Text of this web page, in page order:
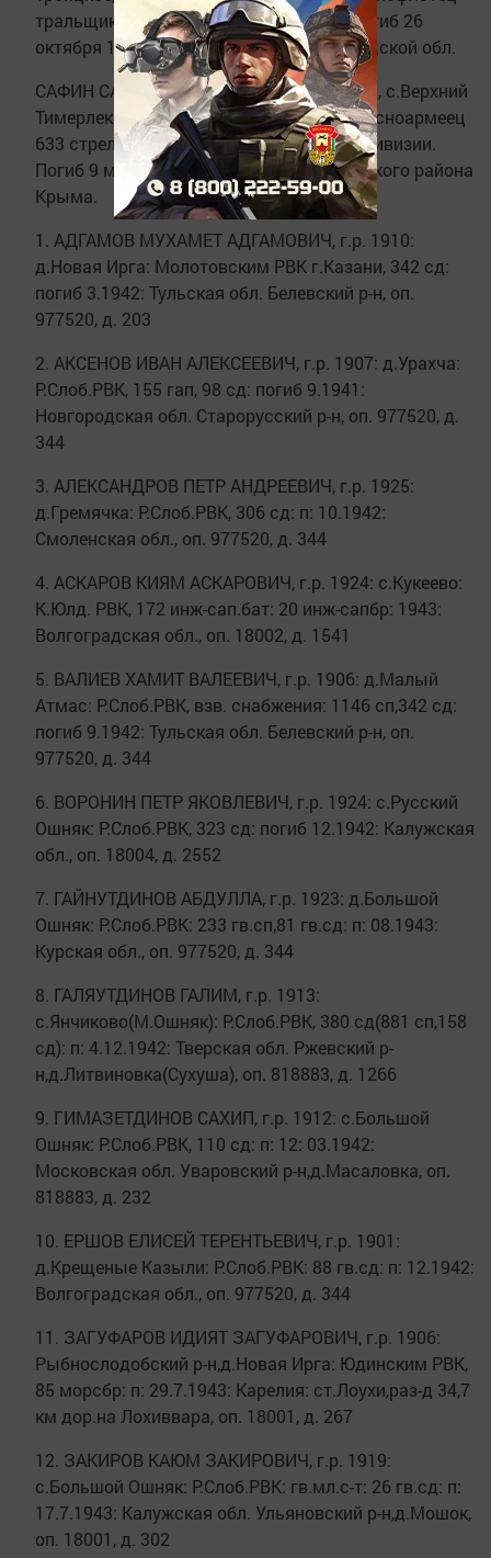
тральщика № 57 Балтийского флота. Погиб 26
октября 1942 г. в г.Кронштадт Ленинградской обл.
САФИН САБИРЗЯН САФИНОВИЧ, 1912 г.р., с.Верхний
Тимерлек, моб.Кзыл-Юлдузским РВК, красноармеец
633 стрелкового полка 157 стрелковой дивизии.
Погиб 9 мая 1942 г. в с.Арма-Эли Ленинского района
Крыма.
1. АДГАМОВ МУХАМЕТ АДГАМОВИЧ, г.р. 1910:
д.Новая Ирга: Молотовским РВК г.Казани, 342 сд:
погиб 3.1942: Тульская обл. Белевский р-н, оп.
977520, д. 203
2. АКСЕНОВ ИВАН АЛЕКСЕЕВИЧ, г.р. 1907: д.Урахча:
Р.Слоб.РВК, 155 гап, 98 сд: погиб 9.1941:
Новгородская обл. Старорусский р-н, оп. 977520, д.
344
3. АЛЕКСАНДРОВ ПЕТР АНДРЕЕВИЧ, г.р. 1925:
д.Гремячка: Р.Слоб.РВК, 306 сд: п: 10.1942:
Смоленская обл., оп. 977520, д. 344
4. АСКАРОВ КИЯМ АСКАРОВИЧ, г.р. 1924: с.Кукеево:
К.Юлд. РВК, 172 инж-сап.бат: 20 инж-сапбр: 1943:
Волгоградская обл., оп. 18002, д. 1541
5. ВАЛИЕВ ХАМИТ ВАЛЕЕВИЧ, г.р. 1906: д.Малый
Атмас: Р.Слоб.РВК, взв. снабжения: 1146 сп,342 сд:
погиб 9.1942: Тульская обл. Белевский р-н, оп.
977520, д. 344
6. ВОРОНИН ПЕТР ЯКОВЛЕВИЧ, г.р. 1924: с.Русский
Ошняк: Р.Слоб.РВК, 323 сд: погиб 12.1942: Калужская
обл., оп. 18004, д. 2552
7. ГАЙНУТДИНОВ АБДУЛЛА, г.р. 1923: д.Большой
Ошняк: Р.Слоб.РВК: 233 гв.сп,81 гв.сд: п: 08.1943:
Курская обл., оп. 977520, д. 344
8. ГАЛЯУТДИНОВ ГАЛИМ, г.р. 1913:
с.Янчиково(М.Ошняк): Р.Слоб.РВК, 380 сд(881 сп,158
сд): п: 4.12.1942: Тверская обл. Ржевский р-
н,д.Литвиновка(Сухуша), оп. 818883, д. 1266
9. ГИМАЗЕТДИНОВ САХИП, г.р. 1912: с.Большой
Ошняк: Р.Слоб.РВК, 110 сд: п: 12: 03.1942:
Московская обл. Уваровский р-н,д.Масаловка, оп.
818883, д. 232
10. ЕРШОВ ЕЛИСЕЙ ТЕРЕНТЬЕВИЧ, г.р. 1901:
д.Крещеные Казыли: Р.Слоб.РВК: 88 гв.сд: п: 12.1942:
Волгоградская обл., оп. 977520, д. 344
11. ЗАГУФАРОВ ИДИЯТ ЗАГУФАРОВИЧ, г.р. 1906:
Рыбнослодобский р-н,д.Новая Ирга: Юдинским РВК,
85 морсбр: п: 29.7.1943: Карелия: ст.Лоухи,раз-д 34,7
км дор.на Лохиввара, оп. 18001, д. 267
12. ЗАКИРОВ КАЮМ ЗАКИРОВИЧ, г.р. 1919:
с.Большой Ошняк: Р.Слоб.РВК: гв.мл.с-т: 26 гв.сд: п:
17.7.1943: Калужская обл. Ульяновский р-н,д.Мошок,
оп. 18001, д. 302